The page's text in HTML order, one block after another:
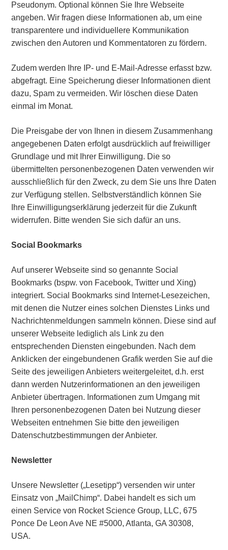
Pseudonym. Optional können Sie Ihre Webseite
angeben. Wir fragen diese Informationen ab, um eine
transparentere und individuellere Kommunikation
zwischen den Autoren und Kommentatoren zu fördern.
Zudem werden Ihre IP- und E-Mail-Adresse erfasst bzw.
abgefragt. Eine Speicherung dieser Informationen dient
dazu, Spam zu vermeiden.Wir löschen diese Daten
einmal im Monat.
Die Preisgabe der von Ihnen in diesem Zusammenhang
angegebenen Daten erfolgt ausdrücklich auf freiwilliger
Grundlage und mit Ihrer Einwilligung. Die so
übermittelten personenbezogenen Daten verwenden wir
ausschließlich für den Zweck, zu dem Sie uns Ihre Daten
zur Verfügung stellen. Selbstverständlich können Sie
Ihre Einwilligungserklärung jederzeit für die Zukunft
widerrufen. Bitte wenden Sie sich dafür an uns.
Social Bookmarks
Auf unserer Webseite sind so genannte Social
Bookmarks (bspw. von Facebook, Twitter und Xing)
integriert. Social Bookmarks sind Internet-Lesezeichen,
mit denen die Nutzer eines solchen Dienstes Links und
Nachrichtenmeldungen sammeln können. Diese sind auf
unserer Webseite lediglich als Link zu den
entsprechenden Diensten eingebunden. Nach dem
Anklicken der eingebundenen Grafik werden Sie auf die
Seite des jeweiligen Anbieters weitergeleitet, d.h. erst
dann werden Nutzerinformationen an den jeweiligen
Anbieter übertragen. Informationen zum Umgang mit
Ihren personenbezogenen Daten bei Nutzung dieser
Webseiten entnehmen Sie bitte den jeweiligen
Datenschutzbestimmungen der Anbieter.
Newsletter
Unsere Newsletter („Lesetipp“) versenden wir unter
Einsatz von „MailChimp“. Dabei handelt es sich um
einen Service von Rocket Science Group, LLC, 675
Ponce De Leon Ave NE #5000, Atlanta, GA 30308,
USA.